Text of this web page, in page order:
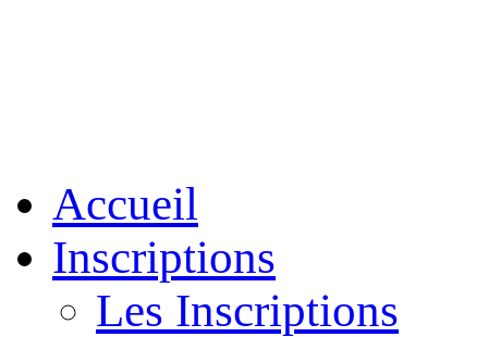
Accueil
Inscriptions
Les Inscriptions